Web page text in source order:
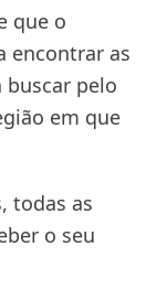
que o
encontrar as
buscar pelo
em que
todas as
o seu